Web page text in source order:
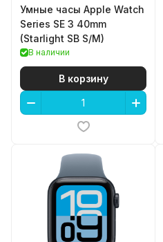
Умные часы Apple Watch
Series SE 3 40mm
(Starlight SB S/M)
В наличии
В корзину